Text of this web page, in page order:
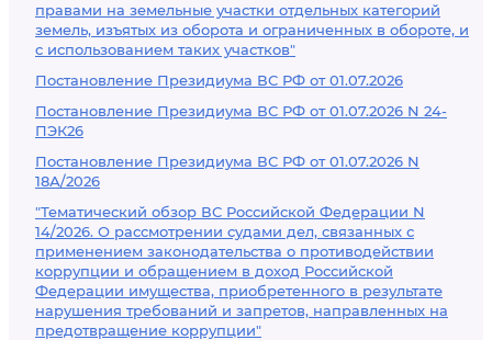
правами на земельные участки отдельных категорий
земель, изъятых из оборота и ограниченных в обороте, и
с использованием таких участков"
Постановление Президиума ВС РФ от 01.07.2026
Постановление Президиума ВС РФ от 01.07.2026 N 24-
ПЭК26
Постановление Президиума ВС РФ от 01.07.2026 N
18А/2026
"Тематический обзор ВС Российской Федерации N
14/2026. О рассмотрении судами дел, связанных с
применением законодательства о противодействии
коррупции и обращением в доход Российской
Федерации имущества, приобретенного в результате
нарушения требований и запретов, направленных на
предотвращение коррупции"